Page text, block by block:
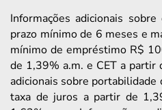
Informações adicionais
prazo mínimo de 6 meses e
mínimo de empréstimo R$
de 1,39% a.m. e CET a partir
adicionais sobre
taxa de juros a partir de